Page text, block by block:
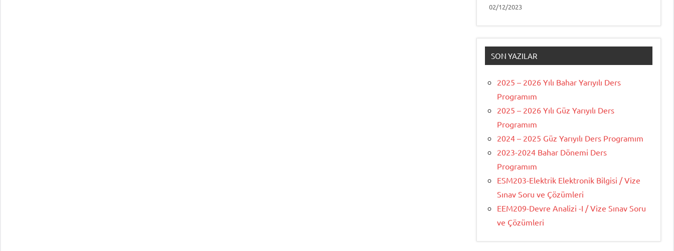
02/12/2023
SON YAZILAR
2025 – 2026 Yılı Bahar Yarıyılı Ders
Programım
2025 – 2026 Yılı Güz Yarıyılı Ders
Programım
2024 – 2025 Güz Yarıyılı Ders Programım
2023-2024 Bahar Dönemi Ders
Programım
ESM203-Elektrik Elektronik Bilgisi / Vize
Sınav Soru ve Çözümleri
EEM209-Devre Analizi -I / Vize Sınav Soru
ve Çözümleri